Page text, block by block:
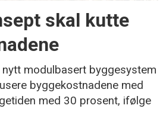
skal kutte
nytt modulbasert byggesystem
byggekostnadene med
med 30 prosent, ifølge